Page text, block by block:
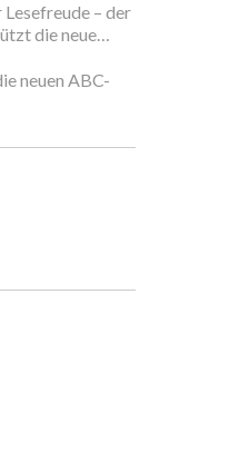
– der
die neue